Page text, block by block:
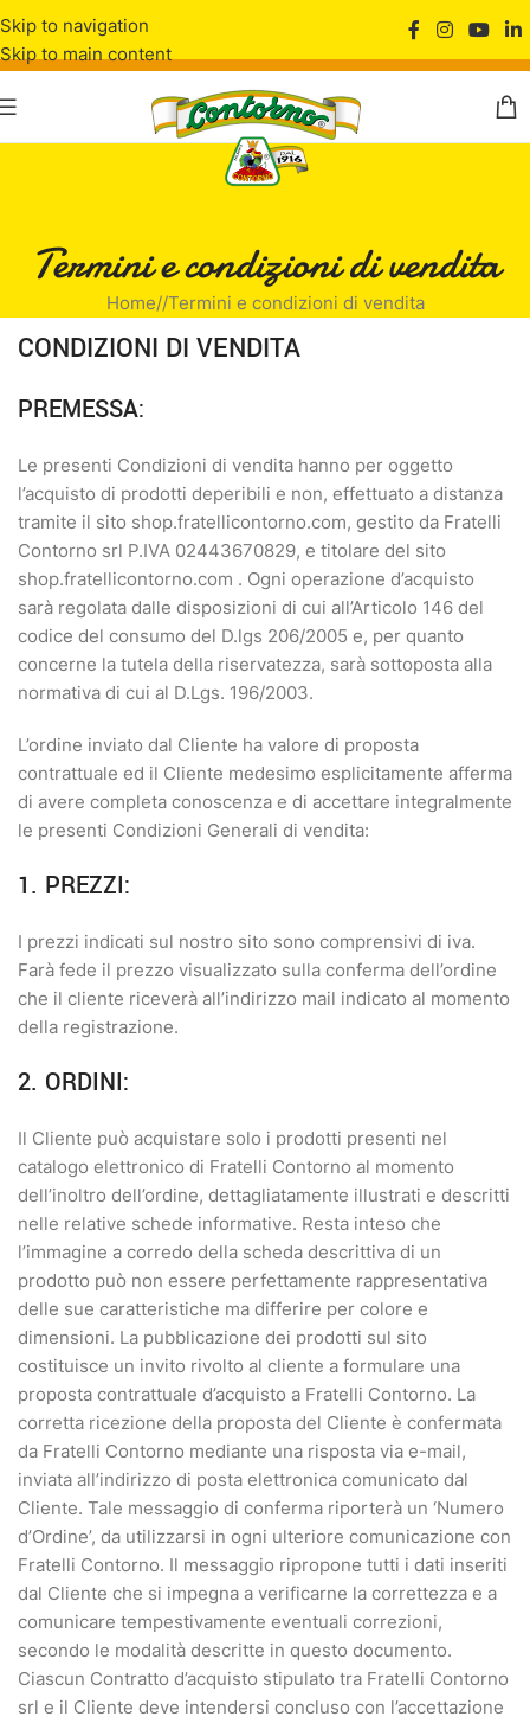
Skip to navigation
Skip to main content
Termini e condizioni di vendita
Home/ Termini e condizioni di vendita
CONDIZIONI DI VENDITA
PREMESSA:
Le presenti Condizioni di vendita hanno per oggetto
l’acquisto di prodotti deperibili e non, effettuato a distanza
tramite il sito shop.fratellicontorno.com, gestito da Fratelli
Contorno srl P.IVA 02443670829, e titolare del sito
shop.fratellicontorno.com . Ogni operazione d’acquisto
sarà regolata dalle disposizioni di cui all’Articolo 146 del
codice del consumo del D.lgs 206/2005 e, per quanto
concerne la tutela della riservatezza, sarà sottoposta alla
normativa di cui al D.Lgs. 196/2003.
L’ordine inviato dal Cliente ha valore di proposta
contrattuale ed il Cliente medesimo esplicitamente afferma
di avere completa conoscenza e di accettare integralmente
le presenti Condizioni Generali di vendita:
1. PREZZI:
I prezzi indicati sul nostro sito sono comprensivi di iva.
Farà fede il prezzo visualizzato sulla conferma dell’ordine
che il cliente riceverà all’indirizzo mail indicato al momento
della registrazione.
2. ORDINI:
Il Cliente può acquistare solo i prodotti presenti nel
catalogo elettronico di Fratelli Contorno al momento
dell’inoltro dell’ordine, dettagliatamente illustrati e descritti
nelle relative schede informative. Resta inteso che
l’immagine a corredo della scheda descrittiva di un
prodotto può non essere perfettamente rappresentativa
delle sue caratteristiche ma differire per colore e
dimensioni. La pubblicazione dei prodotti sul sito
costituisce un invito rivolto al cliente a formulare una
proposta contrattuale d’acquisto a Fratelli Contorno. La
corretta ricezione della proposta del Cliente è confermata
da Fratelli Contorno mediante una risposta via e-mail,
inviata all’indirizzo di posta elettronica comunicato dal
Cliente. Tale messaggio di conferma riporterà un ‘Numero
d’Ordine’, da utilizzarsi in ogni ulteriore comunicazione con
Fratelli Contorno. Il messaggio ripropone tutti i dati inseriti
dal Cliente che si impegna a verificarne la correttezza e a
comunicare tempestivamente eventuali correzioni,
secondo le modalità descritte in questo documento.
Ciascun Contratto d’acquisto stipulato tra Fratelli Contorno
srl e il Cliente deve intendersi concluso con l’accettazione